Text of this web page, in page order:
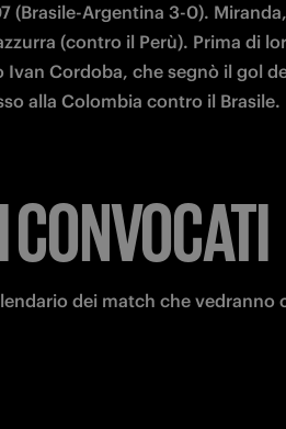
(Brasile-Argentina 3-0).
(contro il Perù). Prima di
Cordoba, che segnò il gol
alla Colombia contro il Brasile.
dei match che vedranno